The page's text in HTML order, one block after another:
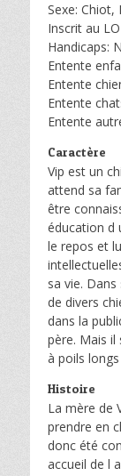
Sexe: Chiot,
Inscrit au
Handicaps:
Entente
Entente
Entente
Entente
Caractère
Vip est un
attend sa
être
éducation d
le repos et
sa vie.
de divers
dans la
père. Mais
à poils
Histoire
La mère de
prendre en
donc été
accueil de l